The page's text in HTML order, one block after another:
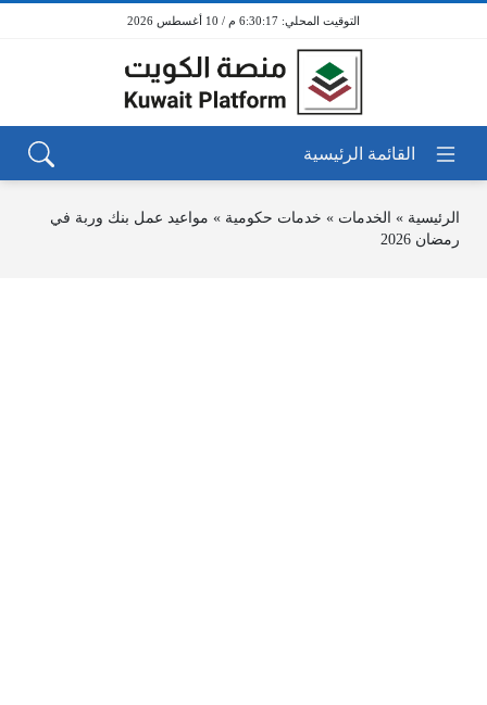
6:30:18 م / 10 أغسطس 2026
الرئيسية » الخدمات » خدمات حكومية » مواعيد عمل بنك وربة في
رمضان 2026